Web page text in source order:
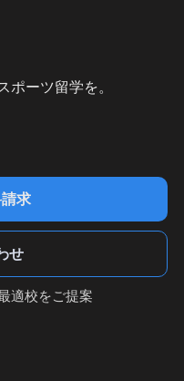
ポーツ留学を。
求
せ
適校をご提案